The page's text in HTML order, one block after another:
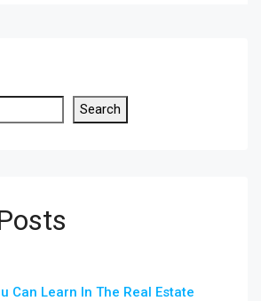
Search
Can Learn In The Real Estate